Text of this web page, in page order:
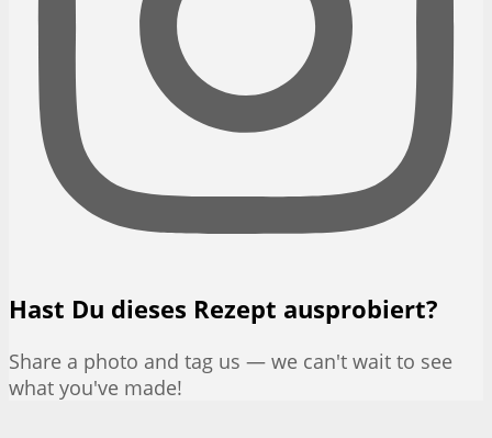
Hast Du dieses Rezept ausprobiert?
Share a photo and tag us — we can't wait to see
what you've made!